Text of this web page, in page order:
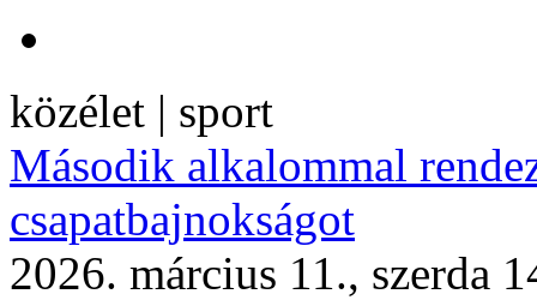
közélet | sport
Második alkalommal
csapatbajnokságot
2026. március 11., szerda